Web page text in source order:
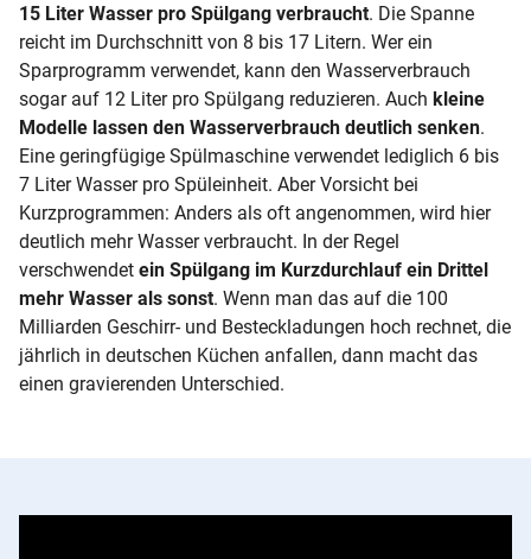
15 Liter Wasser pro Spülgang verbraucht. Die Spanne
reicht im Durchschnitt von 8 bis 17 Litern. Wer ein
Sparprogramm verwendet, kann den Wasserverbrauch
sogar auf 12 Liter pro Spülgang reduzieren. Auch kleine
Modelle lassen den Wasserverbrauch deutlich senken.
Eine geringfügige Spülmaschine verwendet lediglich 6 bis
7 Liter Wasser pro Spüleinheit. Aber Vorsicht bei
Kurzprogrammen: Anders als oft angenommen, wird hier
deutlich mehr Wasser verbraucht. In der Regel
verschwendet ein Spülgang im Kurzdurchlauf ein Drittel
mehr Wasser als sonst. Wenn man das auf die 100
Milliarden Geschirr- und Besteckladungen hoch rechnet, die
jährlich in deutschen Küchen anfallen, dann macht das
einen gravierenden Unterschied.